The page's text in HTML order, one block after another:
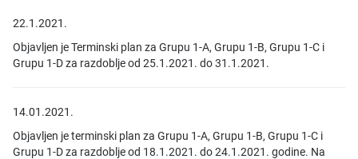
22.1.2021.
Objavljen je Terminski plan za Grupu 1-A, Grupu 1-B, Grupu 1-C i
Grupu 1-D za razdoblje od 25.1.2021. do 31.1.2021.
14.01.2021.
Objavljen je terminski plan za Grupu 1-A, Grupu 1-B, Grupu 1-C i
Grupu 1-D za razdoblje od 18.1.2021. do 24.1.2021. godine. Na